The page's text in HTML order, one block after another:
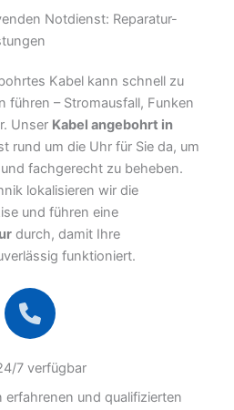
Notdienst: Reparatur-
Kabel kann schnell zu
führen – Stromausfall, Funken
Unser Kabel angebohrt in
rund um die Uhr für Sie da, um
fachgerecht zu beheben.
lokalisieren wir die
und führen eine
durch, damit Ihre
funktioniert.
7 verfügbar
erfahrenen und qualifizierten